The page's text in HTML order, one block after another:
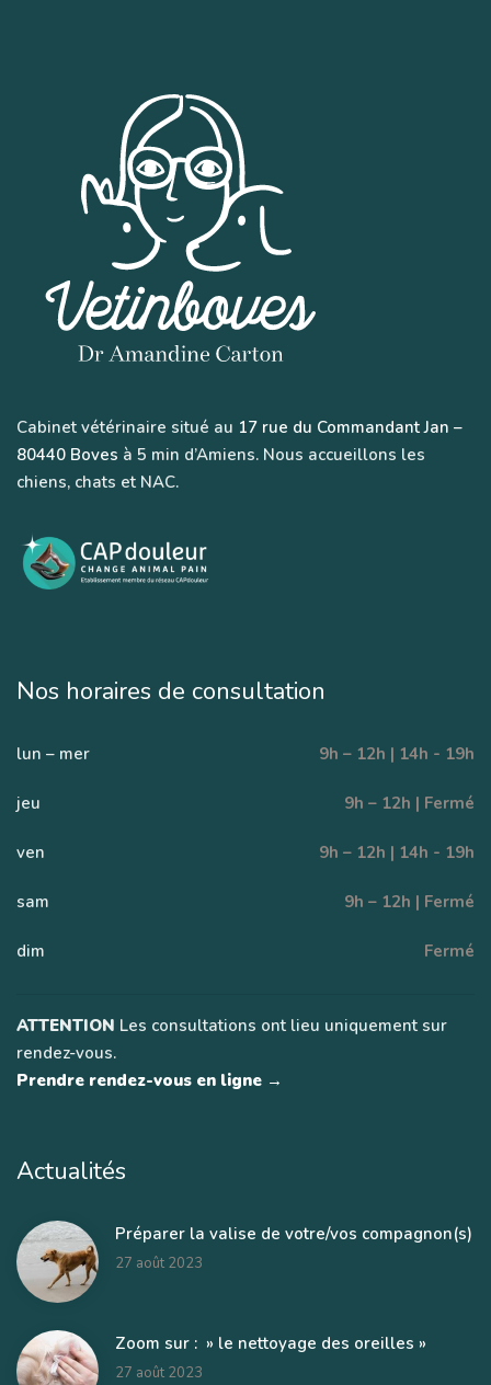
Cabinet vétérinaire situé au 17 rue du Commandant Jan –
80440 Boves à 5 min d’Amiens. Nous accueillons les
chiens, chats et NAC.
Nos horaires de consultation
lun – mer 9h – 12h | 14h - 19h
jeu 9h – 12h | Fermé
ven 9h – 12h | 14h - 19h
sam 9h – 12h | Fermé
dim Fermé
ATTENTION Les consultations ont lieu uniquement sur
rendez-vous.
Prendre rendez-vous en ligne →
Actualités
Préparer la valise de votre/vos compagnon(s)
27 août 2023
Zoom sur : » le nettoyage des oreilles »
27 août 2023